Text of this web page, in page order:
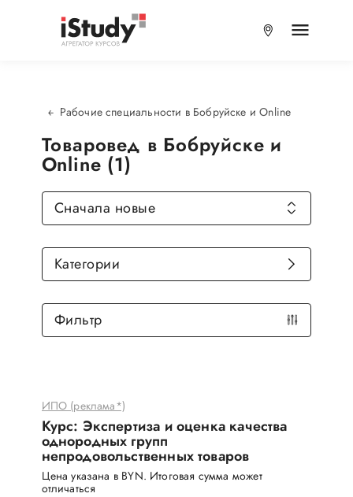
Рабочие специальности в Бобруйске и Online
Товаровед в Бобруйске и
Online (1)
ИПО (реклама*)
Курс: Экспертиза и оценка качества
однородных групп
непродовольственных товаров
Цена указана в BYN. Итоговая сумма может
отличаться
Сначала новые
Категории
Фильтр